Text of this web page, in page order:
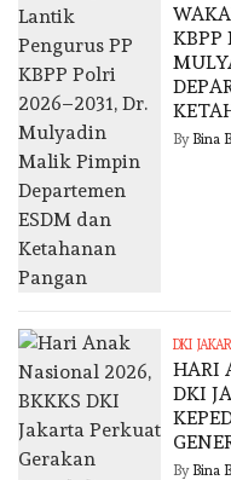
KBPP
By Bina
DKI
HARI
DKI
By Bina